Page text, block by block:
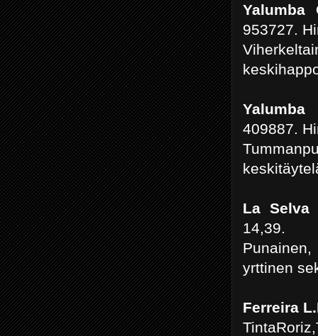
Yalumba
953727.
Yalumba
409887.
La Selva
14,39.
yrttinen
Ferreira